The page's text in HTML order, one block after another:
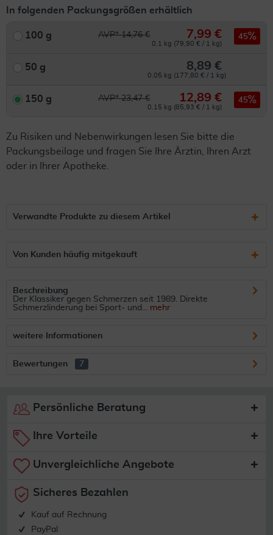
In folgenden Packungsgrößen erhältlich
100 g AVP* 14,76 € 7,99 €
0.1 kg (79,90 € / 1 kg)
45
50 g 8,89 €
0.05 kg (177,80 € / 1 kg)
150 g AVP* 23,47 € 12,89 €
0.15 kg (85,93 € / 1 kg)
45
Zu Risiken und Nebenwirkungen lesen Sie bitte die
Packungsbeilage und fragen Sie Ihre Ärztin, Ihren Arzt
oder in Ihrer Apotheke.
Verwandte Produkte zu diesem Artikel
Von Kunden häufig mitgekauft
Beschreibung
Der Klassiker gegen Schmerzen seit 1989. Direkte
Schmerzlinderung bei Sport- und... mehr
weitere Informationen
Bewertungen 7
Persönliche Beratung
Ihre Vorteile
Unvergleichliche Angebote
Sicheres Bezahlen
Kauf auf Rechnung
PayPal